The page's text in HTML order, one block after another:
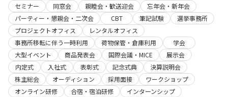
セミナー
同窓会 親睦会・歓送迎会
忘年会・新年会
パーティー・懇親会・二次会
CBT 筆記試験
選挙事務所
プロジェクトオフィス
レンタルオフィス
事務所移転に伴う一時利用
荷物保管・倉庫利用
学会
大型イベント
商品発表会 国際会議・MICE
展示会
内定式
入社式 表彰式 記念式典
決算説明会
株主総会
オーディション 採用面接
ワークショップ
オンライン研修
合宿・宿泊研修
インターンシップ